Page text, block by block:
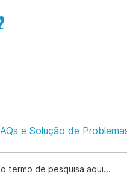
Logging
e Solução de